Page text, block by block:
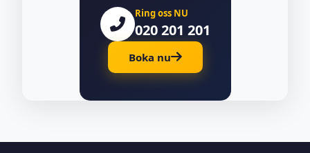
Ring oss NU
020 201 201
Boka nu